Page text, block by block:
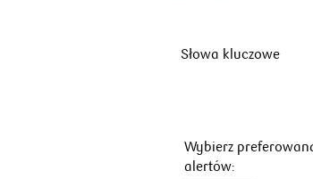
Słowa kluczowe
Wybierz
alertów: